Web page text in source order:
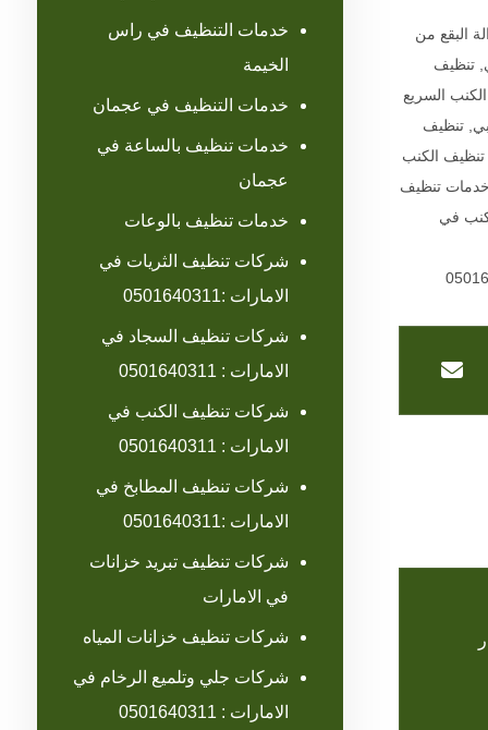
البقع من
,تنظيف
السريع
,تنظيف
تنظيف الكنب
تنظيف
في
خدمات التنظيف في راس
الخيمة
خدمات التنظيف في عجمان
خدمات تنظيف بالساعة في
عجمان
خدمات تنظيف بالوعات
شركات تنظيف الثريات في
الامارات :0501640311
شركات تنظيف السجاد في
الامارات : 0501640311
شركات تنظيف الكنب في
الامارات : 0501640311
شركات تنظيف المطابخ في
الامارات :0501640311
شركات تنظيف تبريد خزانات
في الامارات
شركات تنظيف خزانات المياه
شركات جلي وتلميع الرخام في
الامارات : 0501640311